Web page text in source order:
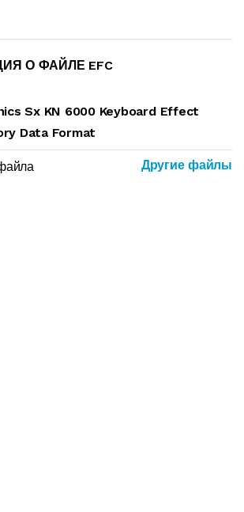
О ФАЙЛЕ EFC
Sx KN 6000 Keyboard Effect
Data Format
Другие файлы